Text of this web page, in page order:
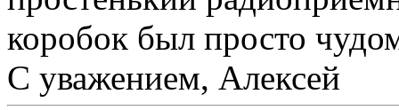
коробок был просто
С уважением, Алексей